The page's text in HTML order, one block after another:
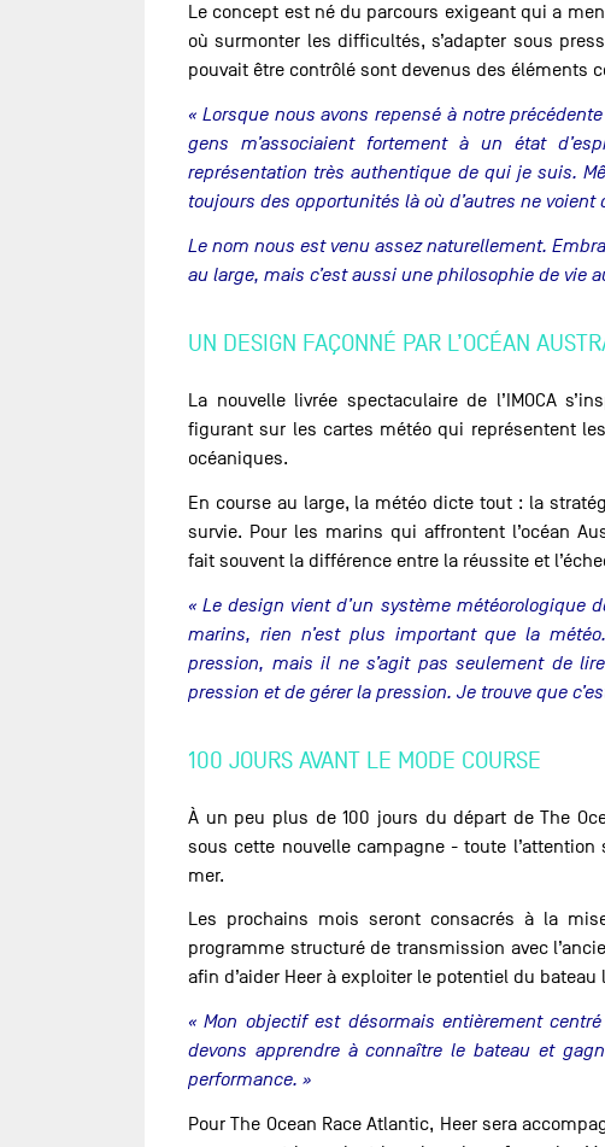
Le concept est né du parcours exigeant qui a
où surmonter les difficultés, s’adapter sous
pouvait être contrôlé sont devenus des éléments
« Lorsque nous avons repensé à notre
gens m’associaient fortement à un état
représentation très authentique de qui je suis.
toujours des opportunités là où d’autres ne voient
Le nom nous est venu assez naturellement.
au large, mais c’est aussi une philosophie de vie
UN DESIGN FAÇONNÉ PAR L’OCÉAN
La nouvelle livrée spectaculaire de l’IMOCA
figurant sur les cartes météo qui représentent
océaniques.
En course au large, la météo dicte tout : la
survie. Pour les marins qui affrontent l’océan
fait souvent la différence entre la réussite et
« Le design vient d’un système météorologique
marins, rien n’est plus important que la
pression, mais il ne s’agit pas seulement de
pression et de gérer la pression. Je trouve que
100 JOURS AVANT LE MODE COURSE
À un peu plus de 100 jours du départ de The
sous cette nouvelle campagne - toute
mer.
Les prochains mois seront consacrés à la
programme structuré de transmission avec
afin d’aider Heer à exploiter le potentiel du
« Mon objectif est désormais entièrement
devons apprendre à connaître le bateau et
performance. »
Pour The Ocean Race Atlantic, Heer sera